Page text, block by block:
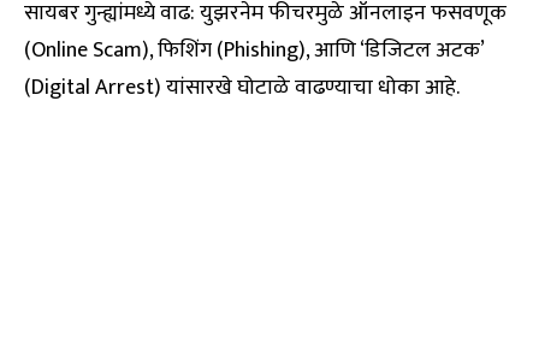
सायबर गुन्ह्यांमध्ये वाढ: युझरनेम फीचरमुळे ऑनलाइन फसवणूक
(Online Scam), फिशिंग (Phishing), आणि ‘डिजिटल अटक’
(Digital Arrest) यांसारखे घोटाळे वाढण्याचा धोका आहे.